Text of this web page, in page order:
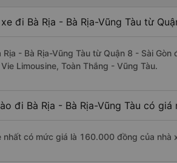
đi Bà Rịa - Bà Rịa-Vũng Tàu từ
Rịa - Bà Rịa-Vũng Tàu từ Quận 8 - Sài
Limousine, Toàn Thắng - Vũng Tàu.
đi Bà Rịa - Bà Rịa-Vũng Tàu có giá
nhất có mức giá là 160.000 đồng của nhà